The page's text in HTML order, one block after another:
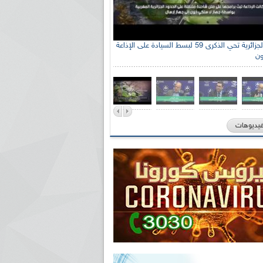
الإذاعة الجزائرية تحي الذكرى 59 لبسط السيادة على الإذاعة